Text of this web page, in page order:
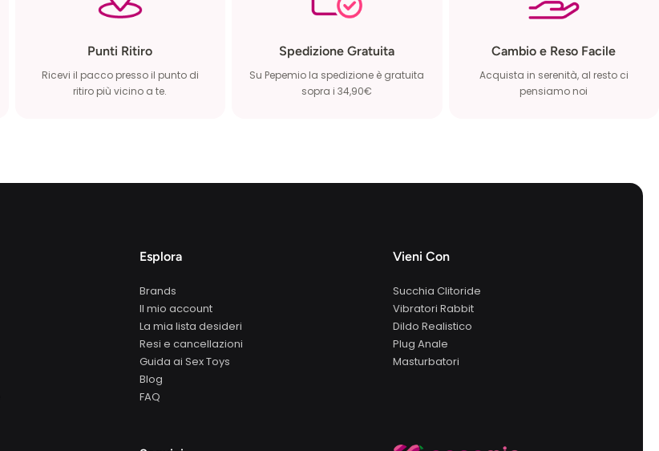
Punti Ritiro
Ricevi il pacco presso il punto di
ritiro più vicino a te.
Spedizione Gratuita
Su Pepemio la spedizione è gratuita
sopra i 34,90€
Cambio e Reso Facile
Acquista in serenità, al resto ci
pensiamo noi
Esplora
Brands
Il mio account
La mia lista desideri
Resi e cancellazioni
Guida ai Sex Toys
Blog
FAQ
Vieni Con
Succhia Clitoride
Vibratori Rabbit
Dildo Realistico
Plug Anale
Masturbatori